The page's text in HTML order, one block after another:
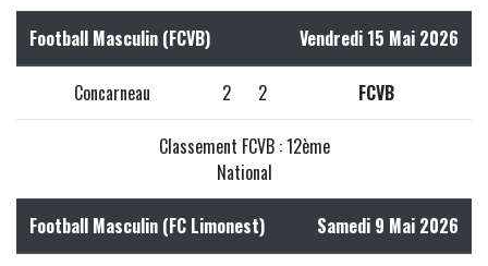
Football Masculin (FCVB) Vendredi 15 Mai 2026
Concarneau 2 2 FCVB
Classement FCVB : 12ème
National
Football Masculin (FC Limonest) Samedi 9 Mai 2026